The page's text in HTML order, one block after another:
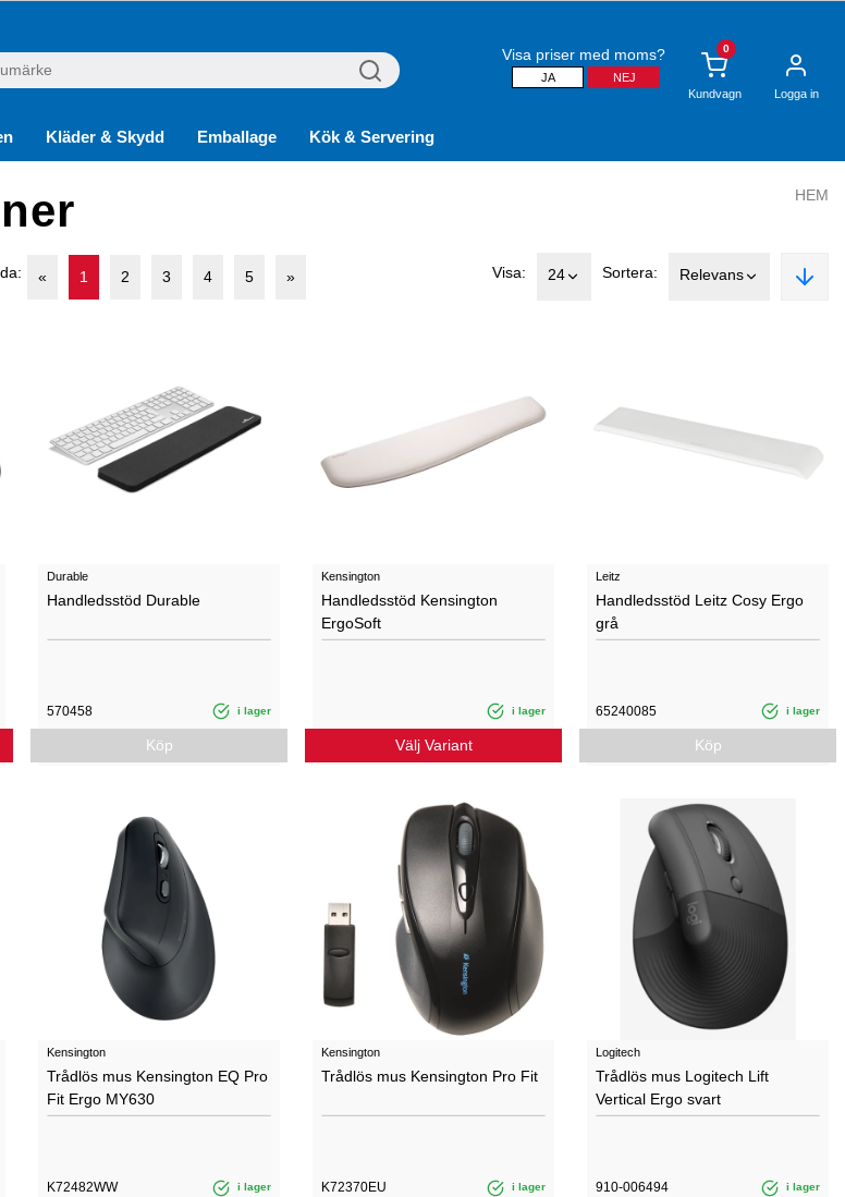
Visa priser med moms?
JA NEJ
0
Kundvagn Logga in
Kläder & Skydd Emballage Kök & Servering
HEM
« 1 2 3 4 5 » Visa: 24 Sortera: Relevans
Durable
Handledsstöd Durable
570458 i lager
Köp
Kensington
Handledsstöd Kensington
ErgoSoft
i lager
Välj Variant
Leitz
Handledsstöd Leitz Cosy Ergo
grå
65240085 i lager
Köp
Kensington
Trådlös mus Kensington EQ Pro
Fit Ergo MY630
K72482WW i lager
Kensington
Trådlös mus Kensington Pro Fit
K72370EU i lager
Logitech
Trådlös mus Logitech Lift
Vertical Ergo svart
910-006494 i lager